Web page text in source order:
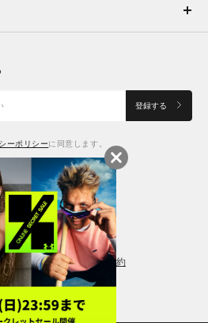
登録する
ーポリシーに同意します。
く通販の表記 会員規約
シー